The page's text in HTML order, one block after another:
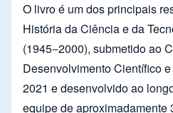
O livro é um dos principais
História da Ciência e da
(1945−2000), submetido ao
Desenvolvimento Científico
2021 e desenvolvido ao
equipe de aproximadamente